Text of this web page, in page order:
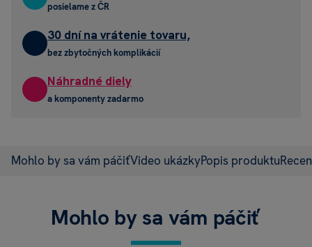
posielame z ČR
30 dní na vrátenie tovaru,
bez zbytočných komplikácií
Náhradné diely
a komponenty zadarmo
Mohlo by sa vám páčiťVideo ukázkyPopis produktu
Mohlo by sa vám páčiť